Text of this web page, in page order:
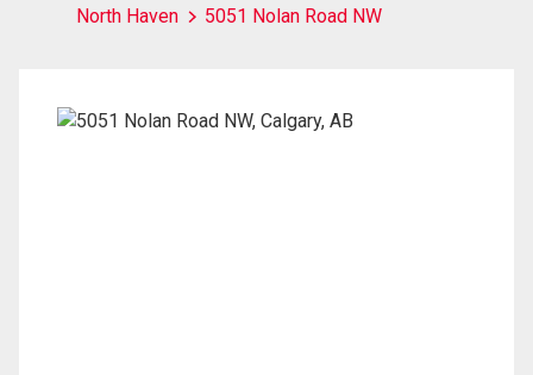
North Haven
5051 Nolan Road NW